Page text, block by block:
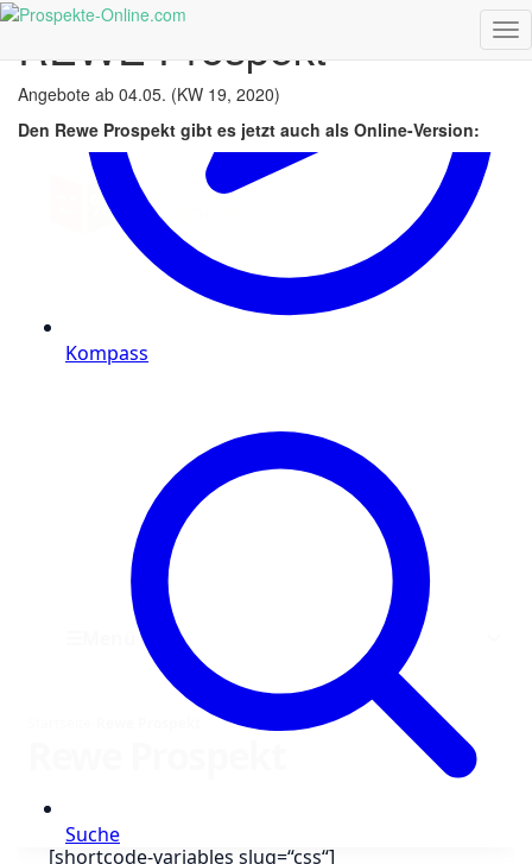
Prospekt
REWE Prospekt
Angebote ab 04.05. (KW 19, 2020)
Den Rewe Prospekt gibt es jetzt auch als Online-Version: